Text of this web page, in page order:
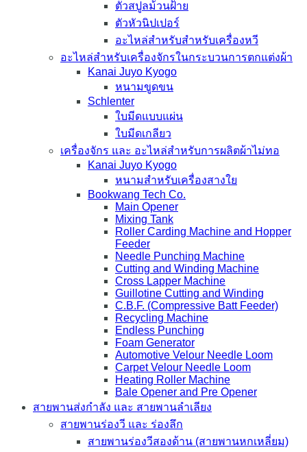
ตัวสปูลม้วนฝ้าย
ตัวหัวนิปเปอร์
อะไหล่สำหรับสำหรับเครื่องหวี
อะไหล่สำหรับเครื่องจักรในกระบวนการตกแต่งผ้า
Kanai Juyo Kyogo
หนามขูดขน
Schlenter
ใบมีดแบบแผ่น
ใบมีดเกลียว
เครื่องจักร และ อะไหล่สำหรับการผลิตผ้าไม่ทอ
Kanai Juyo Kyogo
หนามสำหรับเครื่องสางใย
Bookwang Tech Co.
Main Opener
Mixing Tank
Roller Carding Machine and Hopper
Feeder
Needle Punching Machine
Cutting and Winding Machine
Cross Lapper Machine
Guillotine Cutting and Winding
C.B.F. (Compressive Batt Feeder)
Recycling Machine
Endless Punching
Foam Generator
Automotive Velour Needle Loom
Carpet Velour Needle Loom
Heating Roller Machine
Bale Opener and Pre Opener
สายพานส่งกำลัง และ สายพานลำเลียง
สายพานร่องวี และ ร่องลึก
สายพานร่องวีสองด้าน (สายพานหกเหลี่ยม)